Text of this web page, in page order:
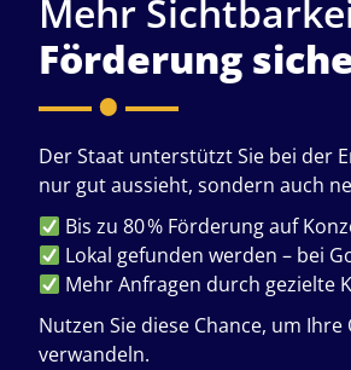
Mehr
Förderung
Der Staat unterstützt Sie bei der
nur gut aussieht, sondern auch
Bis zu 80 % Förderung auf
Lokal gefunden werden – bei
Mehr Anfragen durch gezielte
Nutzen Sie diese Chance, um
verwandeln.